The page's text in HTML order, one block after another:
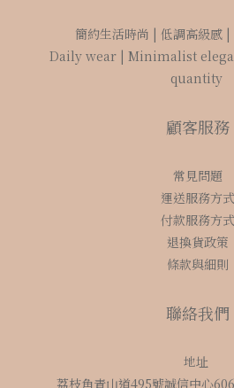
簡約生活時尚 | 低調高級感
Daily wear | Minimalist
quantity
顧客服務
常見問題
運送服務方式
付款服務方式
退換貨政策
條款與細則
聯絡我們
地址
荔枝角青山道495號誠信中心